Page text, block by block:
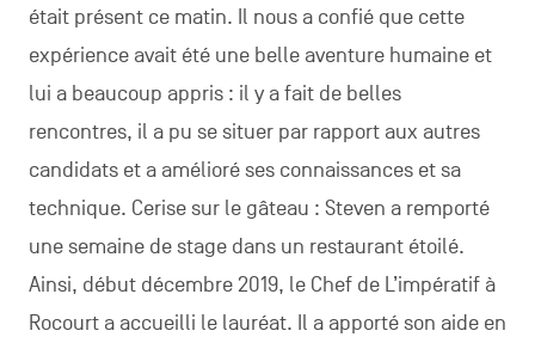
était présent ce matin. Il nous a confié que cette
expérience avait été une belle aventure humaine et
lui a beaucoup appris : il y a fait de belles
rencontres, il a pu se situer par rapport aux autres
candidats et a amélioré ses connaissances et sa
technique. Cerise sur le gâteau : Steven a remporté
une semaine de stage dans un restaurant étoilé.
Ainsi, début décembre 2019, le Chef de L’impératif à
Rocourt a accueilli le lauréat. Il a apporté son aide en